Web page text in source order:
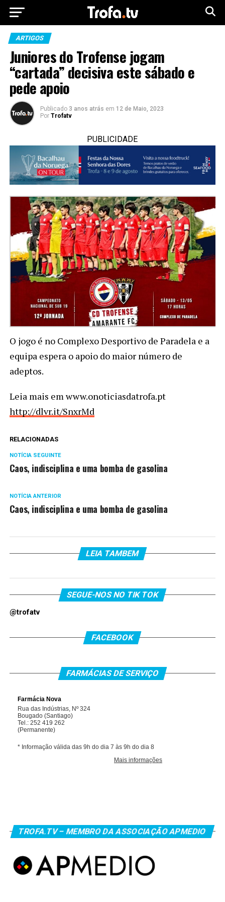
ARTIGOS
Juniores do Trofense jogam
“cartada” decisiva este sábado e
pede apoio
Publicado 3 anos atrás em 12 de Maio, 2023
Por Trofatv
PUBLICIDADE
O jogo é no Complexo Desportivo de Paradela e a
equipa espera o apoio do maior número de
adeptos.
Leia mais em www.onoticiasdatrofa.pt
http://dlvr.it/SnxrMd
RELACIONADAS
NOTÍCIA SEGUINTE
Caos, indisciplina e uma bomba de gasolina
NOTÍCIA ANTERIOR
Caos, indisciplina e uma bomba de gasolina
LEIA TAMBEM
SEGUE-NOS NO TIK TOK
@trofatv
FACEBOOK
FARMÁCIAS DE SERVIÇO
TROFA.TV – MEMBRO DA ASSOCIAÇÃO APMEDIO